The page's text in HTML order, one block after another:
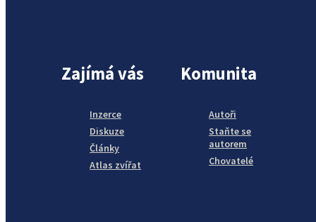
Zajímá vás
Inzerce
Diskuze
Články
Atlas zvířat
Komunita
Autoři
Staňte se
autorem
Chovatelé